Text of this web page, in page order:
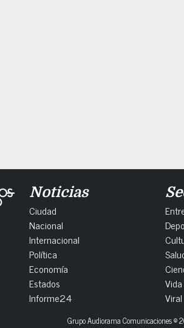
Noticias
Ciudad
Nacional
Internacional
Política
Economía
Estados
Informe24
Viral
Grupo Audiorama Comunicaciones ©